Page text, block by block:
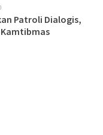
Patroli Dialogis,